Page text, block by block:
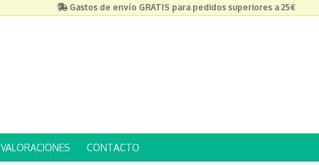
Gastos de envío GRATIS para pedidos superiores a 25€
VALORACIONES CONTACTO